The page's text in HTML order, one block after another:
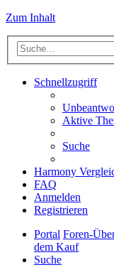
Zum Inhalt
Schnellzugriff
Aktive
Suche
Harmony
FAQ
Anmelden
Registrieren
Portal Foren-
dem Kauf
Suche